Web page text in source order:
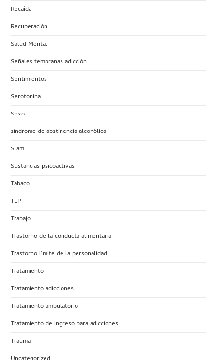
Recaída
Recuperación
Salud Mental
Señales tempranas adicción
Sentimientos
Serotonina
Sexo
síndrome de abstinencia alcohólica
Slam
Sustancias psicoactivas
Tabaco
TLP
Trabajo
Trastorno de la conducta alimentaria
Trastorno límite de la personalidad
Tratamiento
Tratamiento adicciones
Tratamiento ambulatorio
Tratamiento de ingreso para adicciones
Trauma